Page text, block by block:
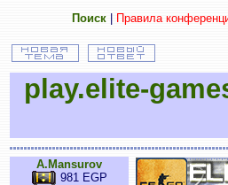
Поиск| Правила
play.elite-
A.Mansurov
981 EGP